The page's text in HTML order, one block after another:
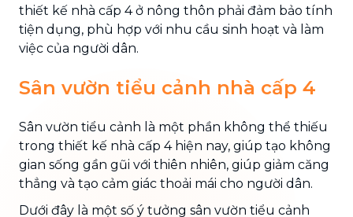
thiết kế nhà cấp 4 ở nông thôn phải đảm bảo tính
tiện dụng, phù hợp với nhu cầu sinh hoạt và làm
việc của người dân.
Sân vườn tiểu cảnh nhà cấp 4
Sân vườn tiểu cảnh là một phần không thể thiếu
trong thiết kế nhà cấp 4 hiện nay, giúp tạo không
gian sống gần gũi với thiên nhiên, giúp giảm căng
thẳng và tạo cảm giác thoải mái cho người dân.
Dưới đây là một số ý tưởng sân vườn tiểu cảnh